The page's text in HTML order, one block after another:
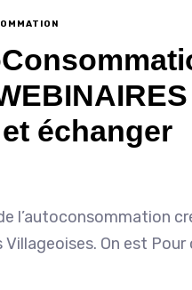
échanger
l’autoconsommation
Villageoises. On est Pour